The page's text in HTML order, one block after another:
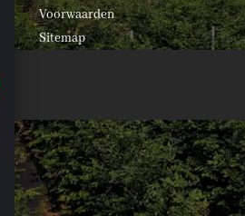
Voorwaarden
Sitemap